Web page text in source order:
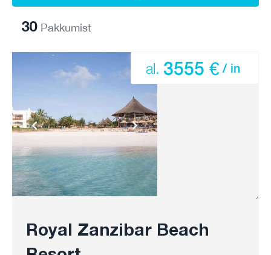
30 Pakkumist
Royal Zanzibar Beach
al. 3555 € / in